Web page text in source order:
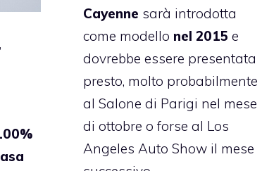
Cayenne sarà introdotta
come modello nel 2015 e
dovrebbe essere presentata
presto, molto probabilmente
al Salone di Parigi nel mese
di ottobre o forse al Los
Angeles Auto Show il mese
,